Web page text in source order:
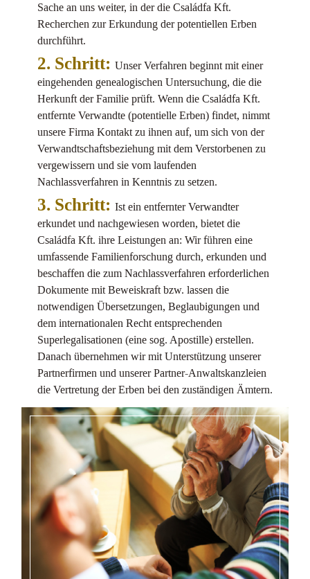
Sache an uns weiter, in der die Családfa Kft.
Recherchen zur Erkundung der potentiellen Erben
durchführt.
2. Schritt: Unser Verfahren beginnt mit einer
eingehenden genealogischen Untersuchung, die die
Herkunft der Familie prüft. Wenn die Családfa Kft.
entfernte Verwandte (potentielle Erben) findet, nimmt
unsere Firma Kontakt zu ihnen auf, um sich von der
Verwandtschaftsbeziehung mit dem Verstorbenen zu
vergewissern und sie vom laufenden
Nachlassverfahren in Kenntnis zu setzen.
3. Schritt: Ist ein entfernter Verwandter
erkundet und nachgewiesen worden, bietet die
Családfa Kft. ihre Leistungen an: Wir führen eine
umfassende Familienforschung durch, erkunden und
beschaffen die zum Nachlassverfahren erforderlichen
Dokumente mit Beweiskraft bzw. lassen die
notwendigen Übersetzungen, Beglaubigungen und
dem internationalen Recht entsprechenden
Superlegalisationen (eine sog. Apostille) erstellen.
Danach übernehmen wir mit Unterstützung unserer
Partnerfirmen und unserer Partner-Anwaltskanzleien
die Vertretung der Erben bei den zuständigen Ämtern.